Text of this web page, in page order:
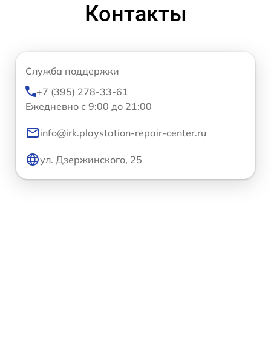
Контакты
Служба поддержки
+7 (395) 278-33-61
Ежедневно с 9:00 до 21:00
info@irk.playstation-repair-center.ru
ул. Дзержинского, 25